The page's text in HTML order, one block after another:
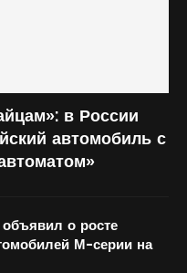
в России
автомобиль с
о росте
М-серии на